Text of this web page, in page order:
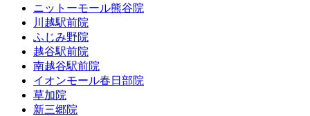
ニットーモール熊谷院
川越駅前院
ふじみ野院
越谷駅前院
南越谷駅前院
イオンモール春日部院
草加院
新三郷院